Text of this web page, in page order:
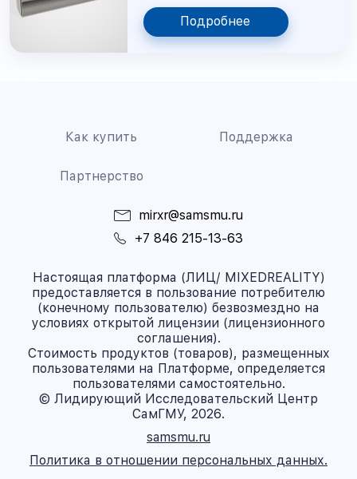
Подробнее
Как купить Поддержка
Партнерство
mirxr@samsmu.ru
+7 846 215-13-63
Настоящая платформа (ЛИЦ/ MIXEDREALITY)
предоставляется в пользование потребителю
(конечному пользователю) безвозмездно на
условиях открытой лицензии (лицензионного
соглашения).
Стоимость продуктов (товаров), размещенных
пользователями на Платформе, определяется
пользователями самостоятельно.
© Лидирующий Исследовательский Центр
СамГМУ, 2026.
samsmu.ru
Политика в отношении персональных данных.